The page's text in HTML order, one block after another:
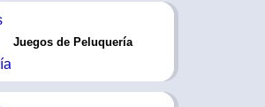
Juegos de Peluquería